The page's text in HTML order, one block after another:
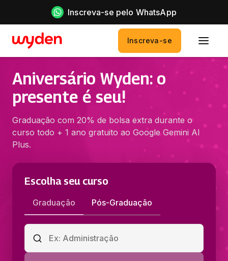
Inscreva-se pelo WhatsApp
Inscreva-se
Aniversário Wyden: o
presente é seu!
Graduação com 20% de bolsa extra durante o
curso todo + 1 ano gratuito ao Google Gemini AI
Plus.
Escolha seu curso
Graduação Pós-Graduação